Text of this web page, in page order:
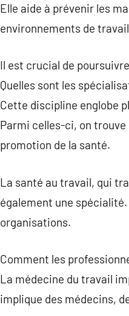
Elle aide à prévenir les
environnements de
Il est crucial de
Quelles sont les
Cette discipline englobe
Parmi celles-ci, on
promotion de la santé.
La santé au travail, qui
également une
organisations.
Comment les
La médecine du travail
implique des médecins,